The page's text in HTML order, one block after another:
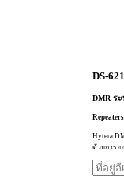
DS-
DMR ร
Hytera
ด้วยการอ